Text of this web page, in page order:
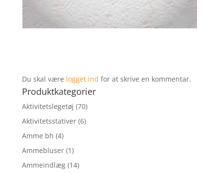
Du skal være logget ind for at skrive en kommentar.
Produktkategorier
Aktivitetslegetøj (70)
Aktivitetsstativer (6)
Amme bh (4)
Ammebluser (1)
Ammeindlæg (14)